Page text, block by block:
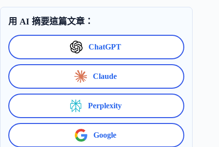
用 AI 摘要這篇文章：
ChatGPT
Claude
Perplexity
Google